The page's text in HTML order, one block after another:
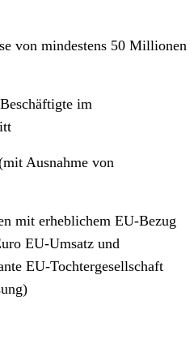
von mindestens 50 Millionen
im
Ausnahme von
mit erheblichem EU-Bezug
EU-Umsatz und
EU-Tochtergesellschaft